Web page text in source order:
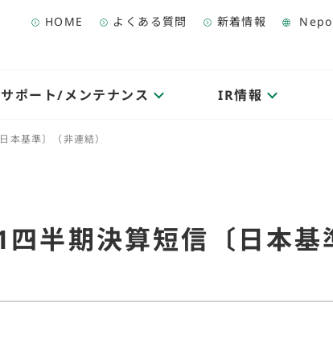
HOME よくある質問 新着情報
サポート/メンテナンス IR情報
基準〕（非連結）
半期決算短信〔日本基